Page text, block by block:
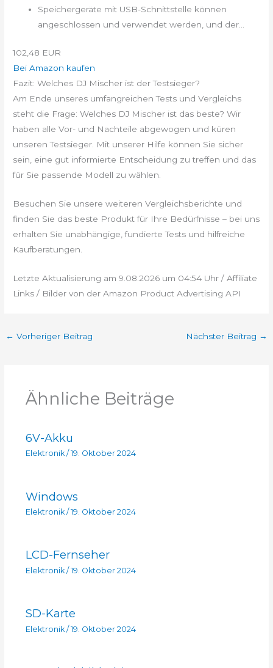
Speichergeräte mit USB-Schnittstelle können
angeschlossen und verwendet werden, und der...
102,48 EUR
Bei Amazon kaufen
Fazit: Welches DJ Mischer ist der Testsieger?
Am Ende unseres umfangreichen Tests und Vergleichs
steht die Frage: Welches DJ Mischer ist das beste? Wir
haben alle Vor- und Nachteile abgewogen und küren
unseren Testsieger. Mit unserer Hilfe können Sie sicher
sein, eine gut informierte Entscheidung zu treffen und das
für Sie passende Modell zu wählen.
Besuchen Sie unsere weiteren Vergleichsberichte und
finden Sie das beste Produkt für Ihre Bedürfnisse – bei uns
erhalten Sie unabhängige, fundierte Tests und hilfreiche
Kaufberatungen.
Letzte Aktualisierung am 9.08.2026 um 04:54 Uhr / Affiliate
Links / Bilder von der Amazon Product Advertising API
← Vorheriger Beitrag Nächster Beitrag →
Ähnliche Beiträge
6V-Akku
Elektronik/ 19. Oktober 2024
Windows
Elektronik/ 19. Oktober 2024
LCD-Fernseher
Elektronik/ 19. Oktober 2024
SD-Karte
Elektronik/19. Oktober 2024